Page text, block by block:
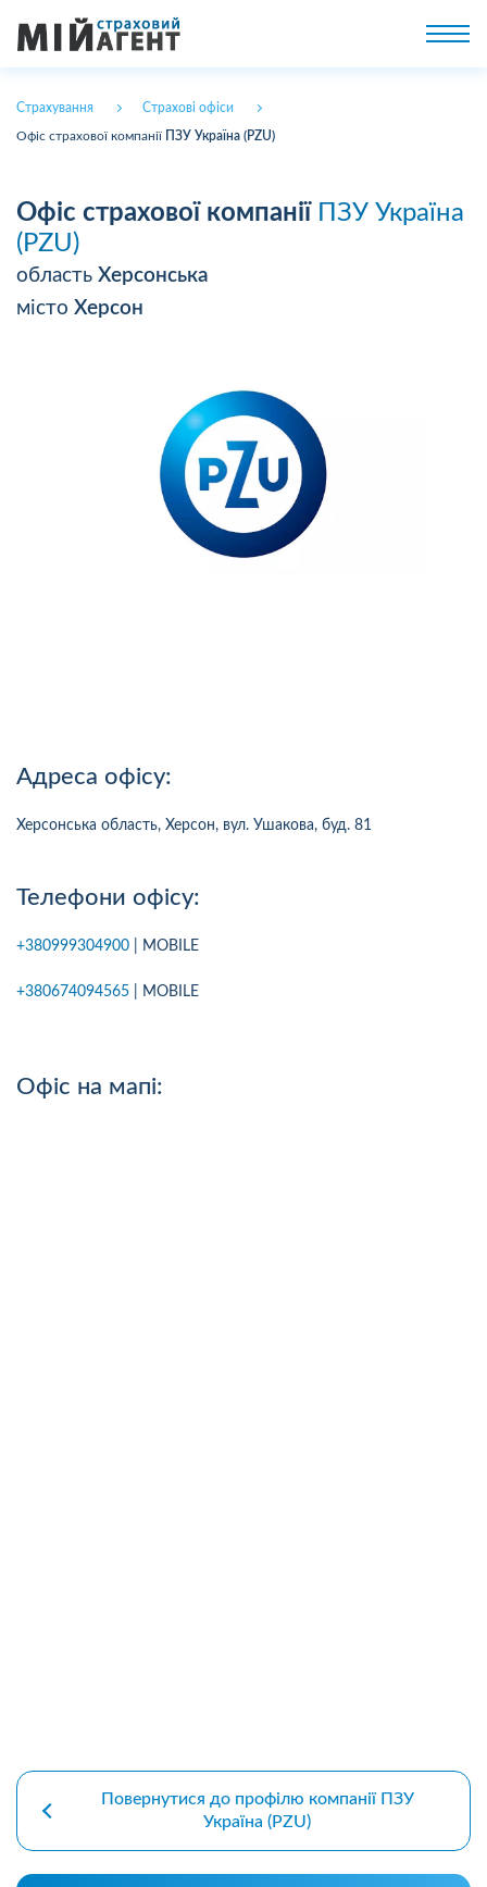
Страхування Страхові офіси
Офіс страхової компанії ПЗУ Україна (PZU)
Офіс страхової компанії ПЗУ Україна
(PZU)
область Херсонська
місто Херсон
Адреса офісу:
Херсонська область, Херсон, вул. Ушакова, буд. 81
Телефони офісу:
+380999304900 | MOBILE
+380674094565 | MOBILE
Офіс на мапі:
Повернутися до профілю компанії ПЗУ
Україна (PZU)